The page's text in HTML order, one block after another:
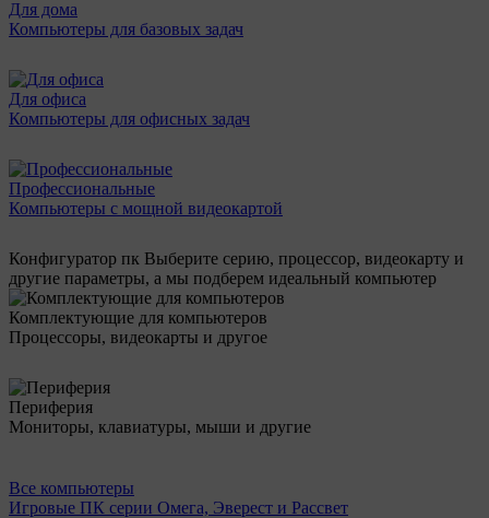
Для дома
Компьютеры для базовых задач
Для офиса
Компьютеры для офисных задач
Профессиональные
Компьютеры с мощной видеокартой
Конфигуратор пк Выберите серию, процессор, видеокарту и
другие параметры, а мы подберем идеальный компьютер
Комплектующие для компьютеров
Процессоры, видеокарты и другое
Периферия
Мониторы, клавиатуры, мыши и другие
Все компьютеры
Игровые ПК серии Омега, Эверест и Рассвет